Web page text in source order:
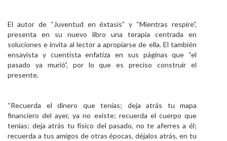
El autor de “Juventud en éxtasis” y “Mientras respire”,
presenta en su nuevo libro una terapia centrada en
soluciones e invita al lector a apropiarse de ella. El también
ensayista y cuentista enfatiza en sus páginas que “el
pasado ya murió”, por lo que es preciso construir el
presente.
“Recuerda el dinero que tenías; deja atrás tu mapa
financiero del ayer, ya no existe; recuerda el cuerpo que
tenías; deja atrás tu físico del pasado, no te aferres a él;
recuerda a tus amigos de otras épocas, déjalos atrás, en tu